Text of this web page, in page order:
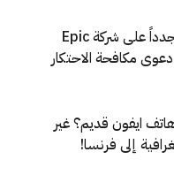
ابل تنتصر مجدداً على شركة Epic
ايفون قديم؟ غير
إلى فرنسا!